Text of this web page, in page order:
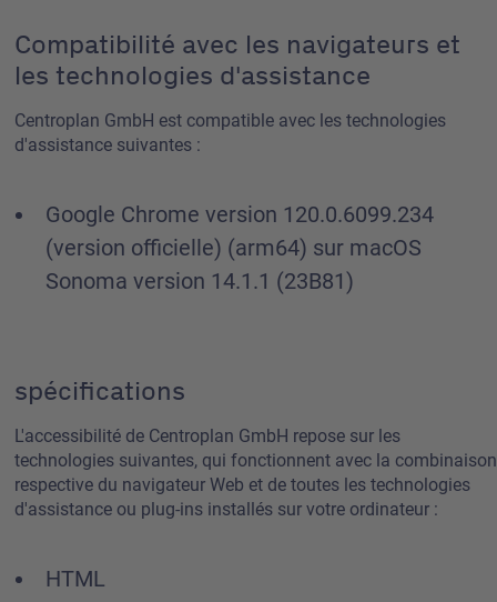
Compatibilité avec les navigateurs et
les technologies d'assistance
Centroplan GmbH est compatible avec les technologies
d'assistance suivantes :
Google Chrome version 120.0.6099.234
(version officielle) (arm64) sur macOS
Sonoma version 14.1.1 (23B81)
spécifications
L'accessibilité de Centroplan GmbH repose sur les
technologies suivantes, qui fonctionnent avec la combinaison
respective du navigateur Web et de toutes les technologies
d'assistance ou plug-ins installés sur votre ordinateur :
HTML